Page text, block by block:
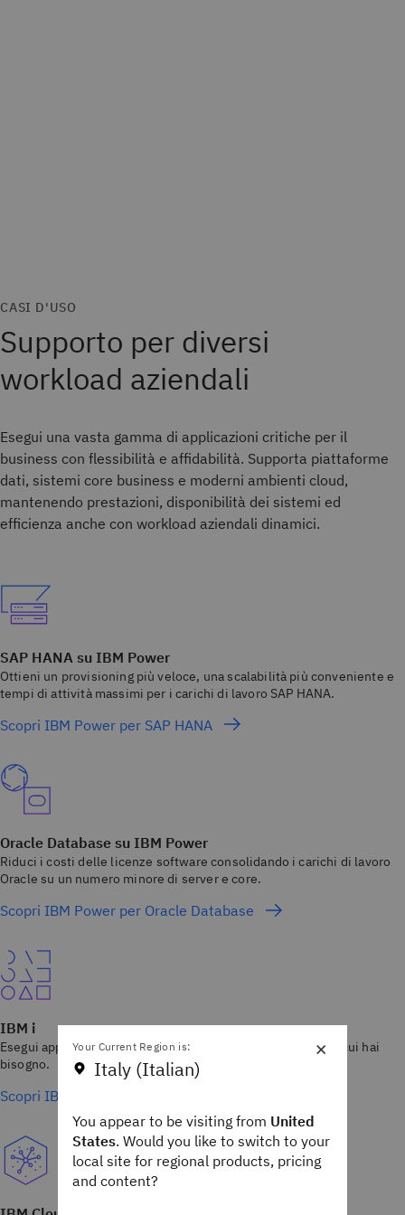
CASI D'USO
Supporto per diversi
workload aziendali
Esegui una vasta gamma di applicazioni critiche per il
business con flessibilità e affidabilità. Supporta piattaforme
dati, sistemi core business e moderni ambienti cloud,
mantenendo prestazioni, disponibilità dei sistemi ed
efficienza anche con workload aziendali dinamici.
SAP HANA su IBM Power
Ottieni un provisioning più veloce, una scalabilità più conveniente e
tempi di attività massimi per i carichi di lavoro SAP HANA.
Scopri IBM Power per SAP HANA
Oracle Database su IBM Power
Riduci i costi delle licenze software consolidando i carichi di lavoro
Oracle su un numero minore di server e core.
Scopri IBM Power per Oracle Database
IBM i
Esegui app business-critical su IBM i e paga solo per ciò di cui hai
bisogno.
Scopri IBM i
×
Your Current Region is:
Italy (Italian)
You appear to be visiting from United
States. Would you like to switch to your
local site for regional products, pricing
and content?